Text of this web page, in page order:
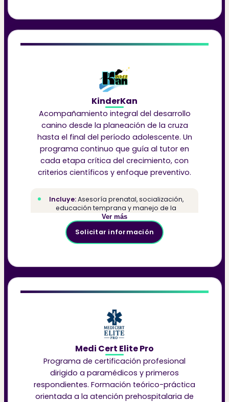
KinderKan
Acompañamiento integral del desarrollo
canino desde la planeación de la cruza
hasta el final del período adolescente. Un
programa continuo que guía al tutor en
cada etapa crítica del crecimiento, con
criterios científicos y enfoque preventivo.
Incluye:Asesoría prenatal, socialización,
educación temprana y manejo de la
adolescencia
Dirigido a:
Criadores responsables y tutores
desde etapas previas a la adopción
Ver más
Solicitar información
Medi Cert Elite Pro
Programa de certificación profesional
dirigido a paramédicos y primeros
respondientes. Formación teórico-práctica
orientada a la atención prehospitalaria de